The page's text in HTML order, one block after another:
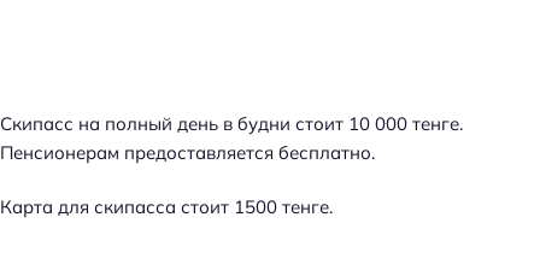
Скипасс на полный день в будни стоит 10 000 тенге.
Пенсионерам предоставляется бесплатно.
Карта для скипасса стоит 1500 тенге.